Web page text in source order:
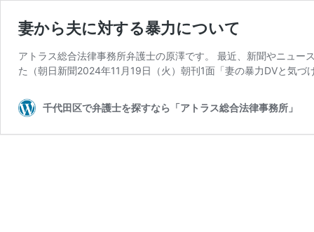
妻から夫に対する暴力について
アトラス総合法律事務所弁護士の原澤です。 最近、新聞やニュ
た（朝日新聞2024年11月19日（火）朝刊1面「妻の暴力DVと気
千代田区で弁護士を探すなら「アトラス総合法律事務所」